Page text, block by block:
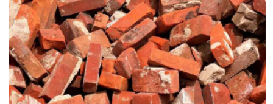
Демонтаж зданий
Наша компания предлагает
профессиональные услуги по
демонтажу зданий.